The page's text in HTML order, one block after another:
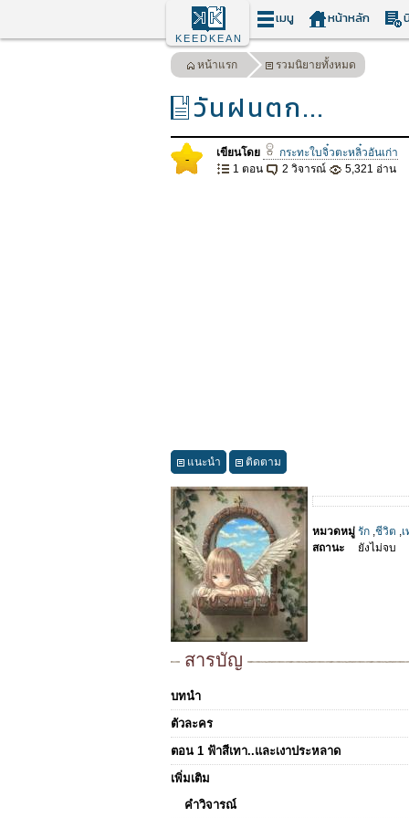
KEEDKEAN
เมนู หน้าหลัก
หน้าแรก รวมนิยายทั้งหมด
วันฝนตก...
- เขียนโดย กระทะใบจิ๋วตะหลิ๋วอันเก่า
1 ตอน
2 วิจารณ์ 5,321 อ่าน
แนะนำ ติดตาม
หมวดหมู่ รัก ,ชีวิต ,
สถานะ
ยังไม่จบ
สารบัญ
บทนำ
ตัวละคร
ตอน 1 ฟ้าสีเทา..และเงาประหลาด
เพิ่มเติม
คำวิจารณ์